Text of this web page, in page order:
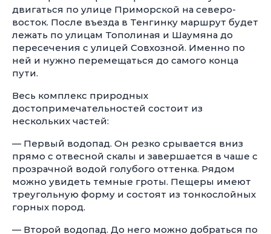
двигаться по улице Приморской на северо-
восток. После въезда в Тенгинку маршрут будет
лежать по улицам Тополиная и Шаумяна до
пересечения с улицей Совхозной. Именно по
ней и нужно перемещаться до самого конца
пути.
Весь комплекс природных
достопримечательностей состоит из
нескольких частей:
— Первый водопад. Он резко срывается вниз
прямо с отвесной скалы и завершается в чаше с
прозрачной водой голубого оттенка. Рядом
можно увидеть темные гроты. Пещеры имеют
треугольную форму и состоят из тонкослойных
горных пород.
— Второй водопад. До него можно добраться по